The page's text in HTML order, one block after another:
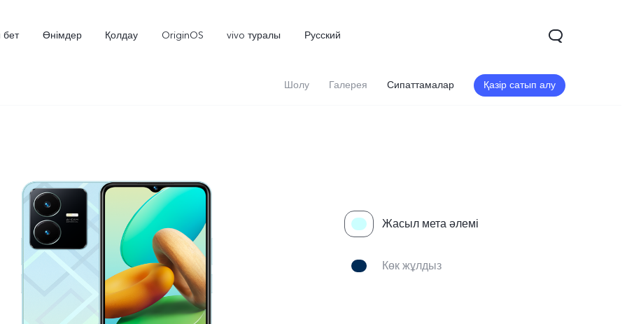
бет Өнімдер Қолдау OriginOS vivo туралы Русский
Шолу Галерея Сипаттамалар Қазір сатып алу
Жасыл мета әлемі
Көк жұлдыз